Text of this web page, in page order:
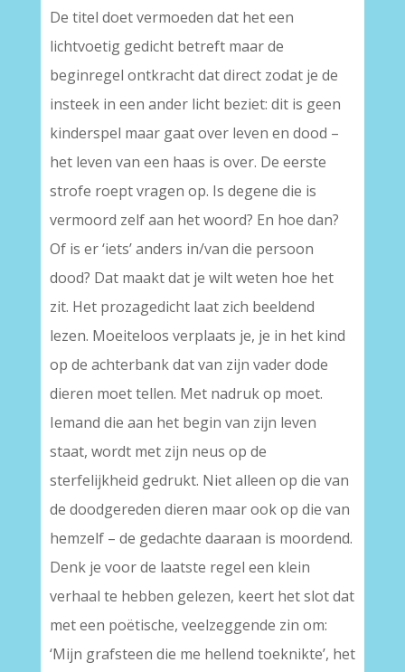
De titel doet vermoeden dat het een
lichtvoetig gedicht betreft maar de
beginregel ontkracht dat direct zodat je de
insteek in een ander licht beziet: dit is geen
kinderspel maar gaat over leven en dood –
het leven van een haas is over. De eerste
strofe roept vragen op. Is degene die is
vermoord zelf aan het woord? En hoe dan?
Of is er ‘iets’ anders in/van die persoon
dood? Dat maakt dat je wilt weten hoe het
zit. Het prozagedicht laat zich beeldend
lezen. Moeiteloos verplaats je, je in het kind
op de achterbank dat van zijn vader dode
dieren moet tellen. Met nadruk op moet.
Iemand die aan het begin van zijn leven
staat, wordt met zijn neus op de
sterfelijkheid gedrukt. Niet alleen op die van
de doodgereden dieren maar ook op die van
hemzelf – de gedachte daaraan is moordend.
Denk je voor de laatste regel een klein
verhaal te hebben gelezen, keert het slot dat
met een poëtische, veelzeggende zin om:
‘Mijn grafsteen die me hellend toeknikte’, het